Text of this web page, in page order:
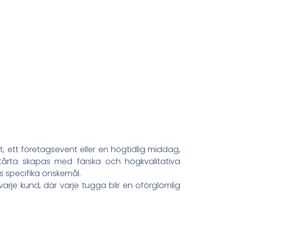
ett företagsevent eller en högtidlig middag,
skapas med färska och högkvalitativa
önskemål.
kund, där varje tugga blir en oförglömlig